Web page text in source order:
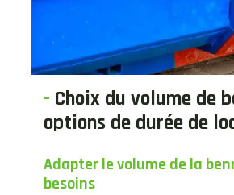
- Choix du volume de
options de durée de
Adapter le volume de la
besoins